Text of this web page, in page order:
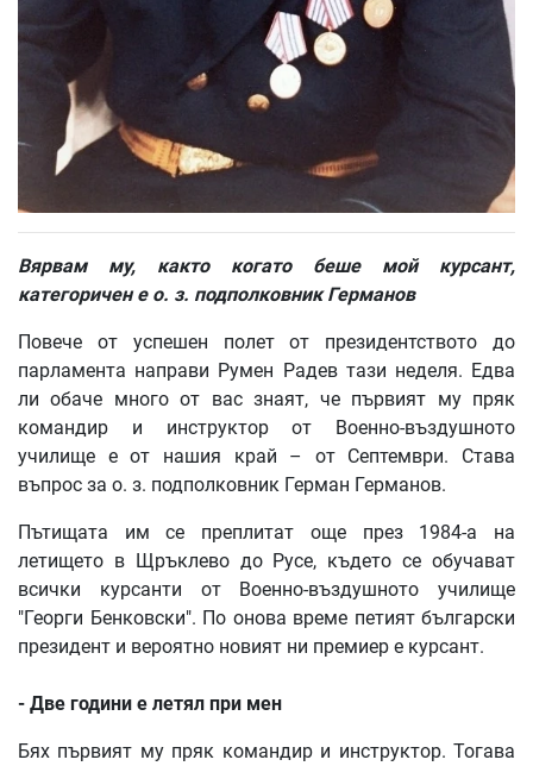
Вярвам му, както когато беше мой курсант,
категоричен е о. з. подполковник Германов
Повече от успешен полет от президентството до
парламента направи Румен Радев тази неделя. Едва
ли обаче много от вас знаят, че първият му пряк
командир и инструктор от Военно-въздушното
училище е от нашия край – от Септември. Става
въпрос за о. з. подполковник Герман Германов.
Пътищата им се преплитат още през 1984-а на
летището в Щръклево до Русе, където се обучават
всички курсанти от Военно-въздушното училище
"Георги Бенковски". По онова време петият български
президент и вероятно новият ни премиер е курсант.
- Две години е летял при мен
Бях първият му пряк командир и инструктор. Тогава